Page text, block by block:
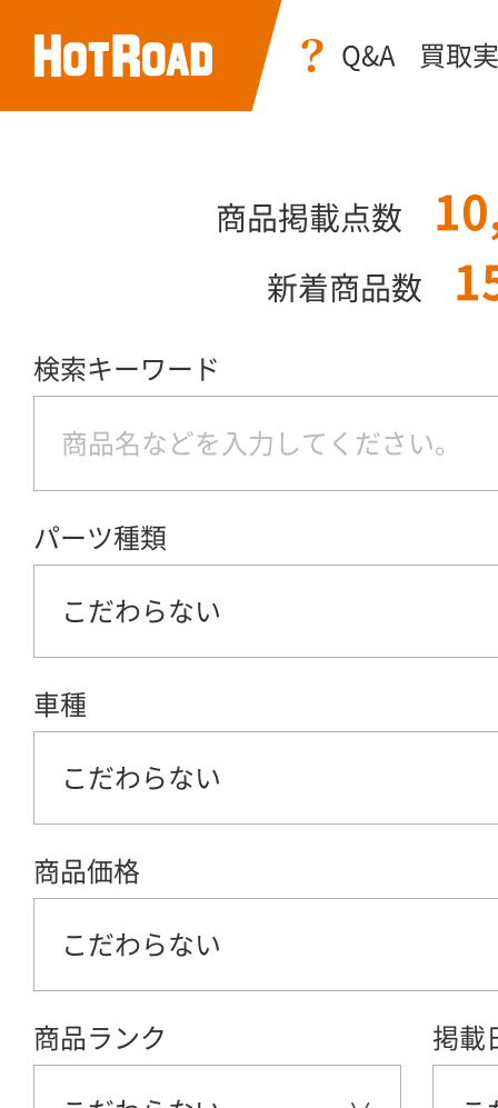
Q&A 買取
商品掲載点数
新着商品数
検索キーワード
パーツ種類
こだわらない
車種
こだわらない
商品価格
こだわらない
商品ランク 掲載